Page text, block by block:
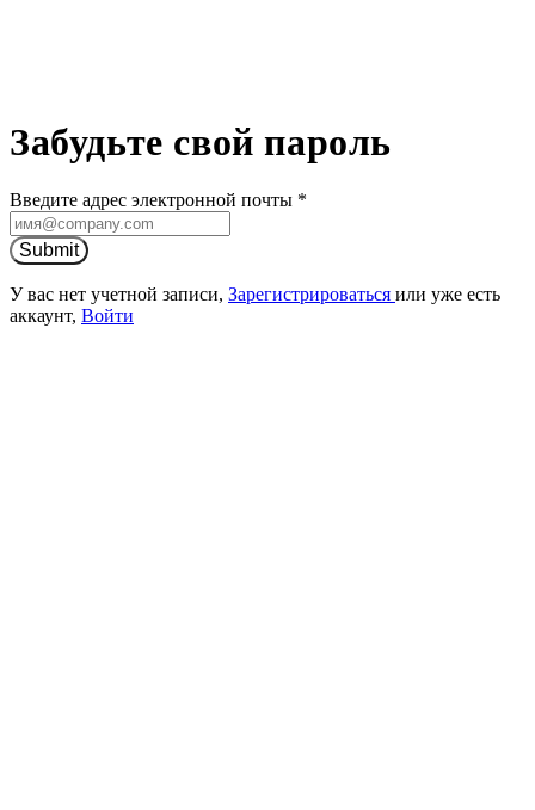
Забудьте свой пароль
Введите адрес электронной почты *
Submit
У вас нет учетной записи, Зарегистрироваться или уже есть
аккаунт, Войти